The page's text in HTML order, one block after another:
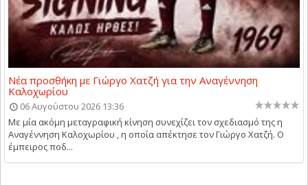
Νέα προσθήκη με Γιώργο Χατζή για την Αναγέννηση
Καλοχωρίου
06 Αυγούστου 2026 13:36
Με μία ακόμη μεταγραφική κίνηση συνεχίζει τον σχεδιασμό της η
Αναγέννηση Καλοχωρίου , η οποία απέκτησε τον Γιώργο Χατζή. Ο
έμπειρος ποδ...